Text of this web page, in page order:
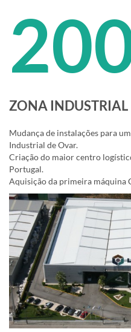
ZONA INDUSTRIAL
Mudança de instalações para
Industrial de Ovar.
Criação do maior centro
Portugal.
Aquisição da primeira máquina